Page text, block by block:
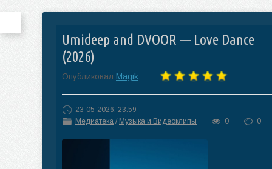
Umideep and DVOOR — Love Dance
(2026)
Опубликовал Magik
23-05-2026, 23:59
Медиатека / Музыка и Видеоклипы 0 0